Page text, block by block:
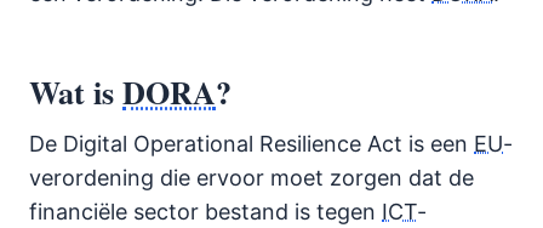
Wat isDORA?
De Digital Operational Resilience Act is een EU-
verordening die ervoor moet zorgen dat de
financiële sector bestand is tegen ICT-